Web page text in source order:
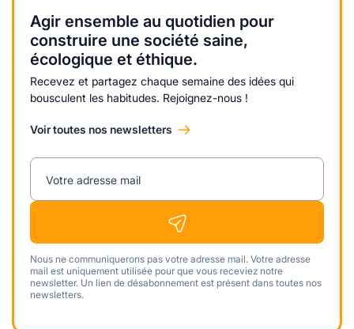
Agir ensemble au quotidien pour
construire une société saine,
écologique et éthique.
Recevez et partagez chaque semaine des idées qui
bousculent les habitudes. Rejoignez-nous !
Voir toutes nos newsletters
Votre adresse mail
Nous ne communiquerons pas votre adresse mail. Votre adresse
mail est uniquement utilisée pour que vous receviez notre
newsletter. Un lien de désabonnement est présent dans toutes nos
newsletters.